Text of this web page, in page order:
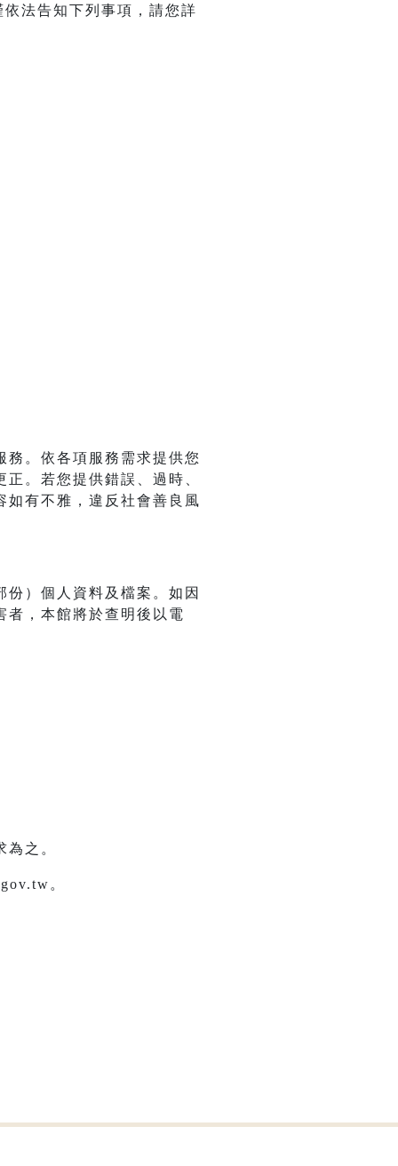
法告知下列事項，請您詳
。依各項服務需求提供您
。若您提供錯誤、過時、
如有不雅，違反社會善良風
）個人資料及檔案。如因
者，本館將於查明後以電
之。
。